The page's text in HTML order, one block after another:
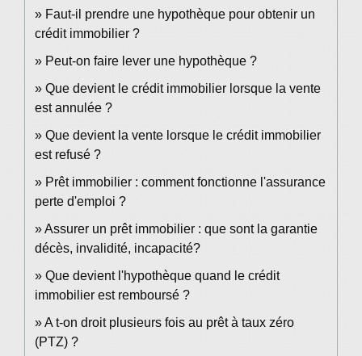
Faut-il prendre une hypothèque pour obtenir un
crédit immobilier ?
Peut-on faire lever une hypothèque ?
Que devient le crédit immobilier lorsque la vente
est annulée ?
Que devient la vente lorsque le crédit immobilier
est refusé ?
Prêt immobilier : comment fonctionne l'assurance
perte d'emploi ?
Assurer un prêt immobilier : que sont la garantie
décès, invalidité, incapacité?
Que devient l'hypothèque quand le crédit
immobilier est remboursé ?
A t-on droit plusieurs fois au prêt à taux zéro
(PTZ) ?